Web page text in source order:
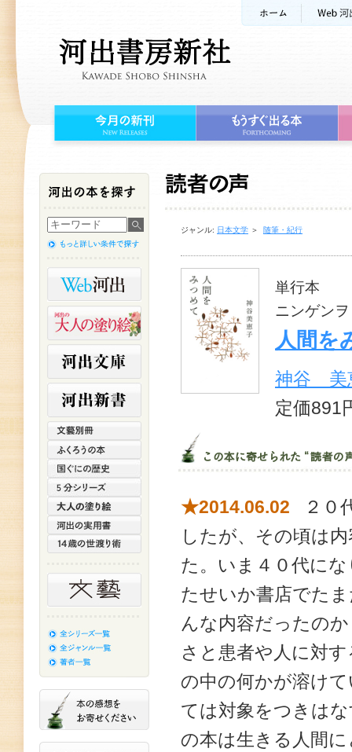
ジャンル: 日本文学 ＞ 随筆・紀行
単行本
ニンゲン
人間を
神谷 美
定価891
★2014.06.02 ２０
したが、その頃は
た。いま４０代に
たせいか書店でた
んな内容だったの
さと患者や人に対
の中の何かが溶け
ては対象をつきは
の本は生きる人間